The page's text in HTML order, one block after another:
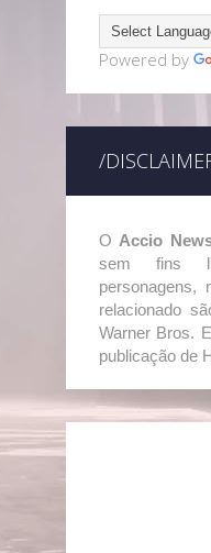
Powered by
/
O Accio
sem fins
personagens,
relacionado
Warner Bros.
publicação de